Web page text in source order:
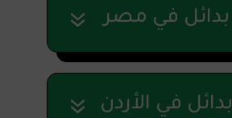
بدائل في مصر
بدائل في الأردن